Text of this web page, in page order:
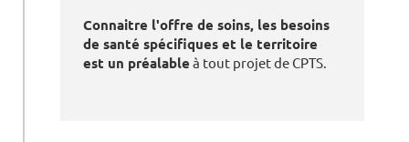
Connaitre l'offre de soins, les besoins
de santé spécifiques et le territoire
est un préalable à tout projet de CPTS.